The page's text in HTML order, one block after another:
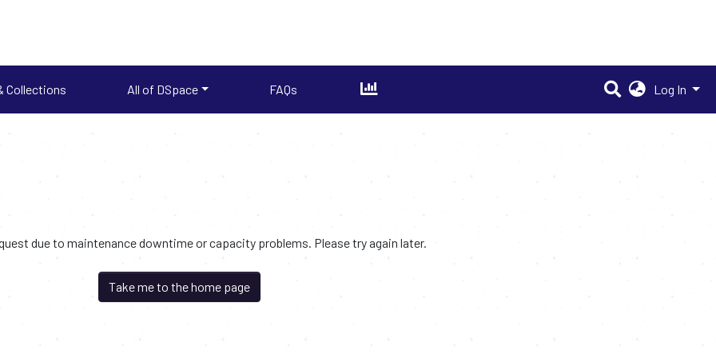
Collections All of DSpace FAQs Log In
due to maintenance downtime or capacity problems. Please try again later.
Take me to the home page